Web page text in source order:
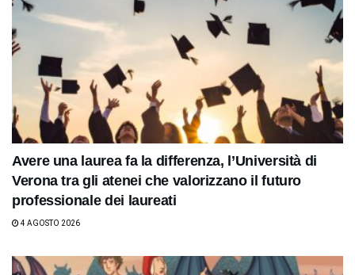
Avere una laurea fa la differenza, l’Università di
Verona tra gli atenei che valorizzano il futuro
professionale dei laureati
4 AGOSTO 2026